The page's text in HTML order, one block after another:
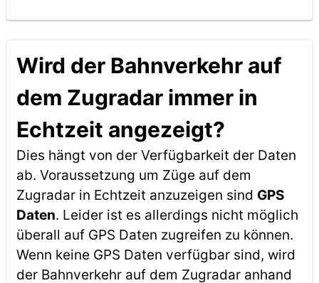
Wird der Bahnverkehr auf
dem Zugradar immer in
Echtzeit angezeigt?
Dies hängt von der Verfügbarkeit der Daten
ab. Voraussetzung um Züge auf dem
Zugradar in Echtzeit anzuzeigen sind GPS
Daten. Leider ist es allerdings nicht möglich
überall auf GPS Daten zugreifen zu können.
Wenn keine GPS Daten verfügbar sind, wird
der Bahnverkehr auf dem Zugradar anhand